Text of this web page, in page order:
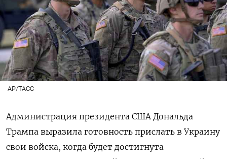
AP/ТАСС
Администрация президента США Дональда
Трампа выразила готовность прислать в Украину
свои войска, когда будет достигнута